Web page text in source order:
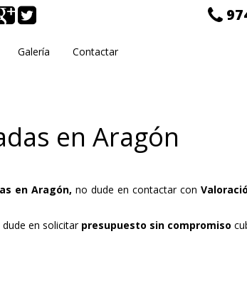
Galería Contactar
en Aragón
en Aragón, no dude en contactar con
en solicitar presupuesto sin compromiso